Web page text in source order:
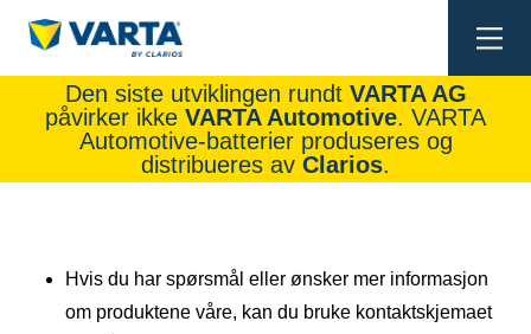
Den siste utviklingen rundt VARTA AG
påvirker ikke VARTA Automotive. VARTA
Automotive-batterier produseres og
distribueres av Clarios.
Hvis du har spørsmål eller ønsker mer informasjon
om produktene våre, kan du bruke kontaktskjemaet